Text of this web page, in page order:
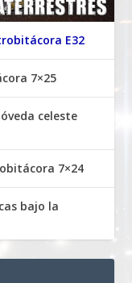
E32
7×25
celeste
7×24
bajo la